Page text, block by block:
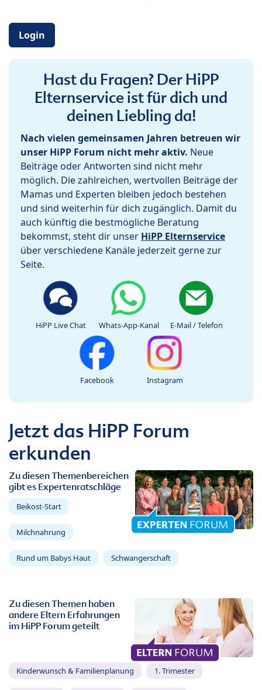
Login
Hast du Fragen? Der HiPP
Elternservice ist für dich und
deinen Liebling da!
Nach vielen gemeinsamen Jahren betreuen wir
unser HiPP Forum nicht mehr aktiv. Neue
Beiträge oder Antworten sind nicht mehr
möglich. Die zahlreichen, wertvollen Beiträge der
Mamas und Experten bleiben jedoch bestehen
und sind weiterhin für dich zugänglich. Damit du
auch künftig die bestmögliche Beratung
bekommst, steht dir unser HiPP Elternservice
über verschiedene Kanäle jederzeit gerne zur
Seite.
HiPP Live Chat Whats-App-Kanal E-Mail / Telefon
Facebook Instagram
Jetzt das HiPP Forum
erkunden
Zu diesen Themenbereichen
gibt es Expertenratschläge
Beikost-Start
Milchnahrung
Rund um Babys Haut Schwangerschaft
Zu diesen Themen haben
andere Eltern Erfahrungen
im HiPP Forum geteilt
Kinderwunsch & Familienplanung 1. Trimester